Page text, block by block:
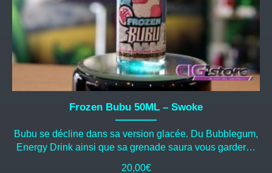
Frozen Bubu 50ML – Swoke
Bubu se décline dans sa version glacée. Du Bubblegum,
Energy Drink ainsi que sa grenade saura vous garder…
20,00€